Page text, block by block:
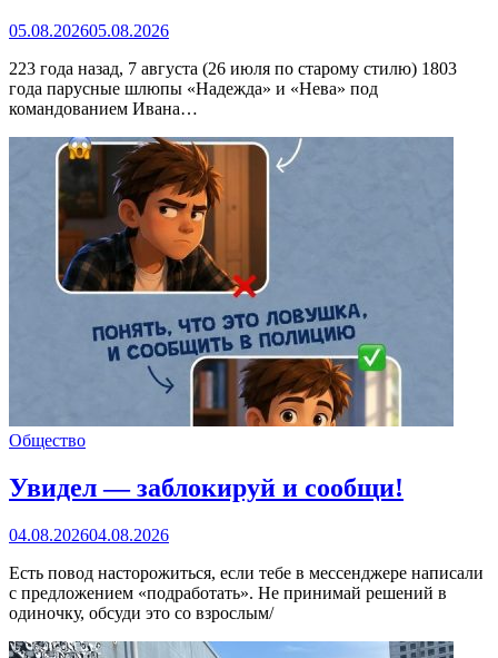
05.08.202605.08.2026
223 года назад, 7 августа (26 июля по старому стилю) 1803
года парусные шлюпы «Надежда» и «Нева» под
командованием Ивана…
Общество
Увидел — заблокируй и сообщи!
04.08.202604.08.2026
Есть повод насторожиться, если тебе в мессенджере написали
с предложением «подработать». Не принимай решений в
одиночку, обсуди это со взрослым/